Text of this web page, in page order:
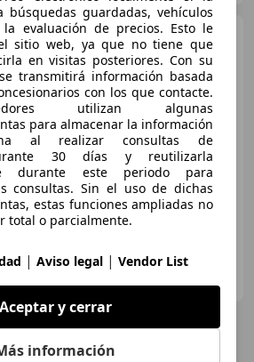
Skoda Fabia1.0 TSI
Selection 70kW
€ 14.990
Súperoferta
km Gasolina 70 kW (95 CV)
búsquedas guardadas, vehículos
evaluación de precios. Esto le
sitio web, ya que no tiene que
en visitas posteriores. Con su
transmitirá información basada
con los que contacte.
utilizan algunas
para almacenar la información
al realizar consultas de
30 días y reutilizarla
durante este periodo para
consultas. Sin el uso de dichas
estas funciones ampliadas no
total o parcialmente.
| Aviso legal | Vendor List
Aceptar y cerrar
información